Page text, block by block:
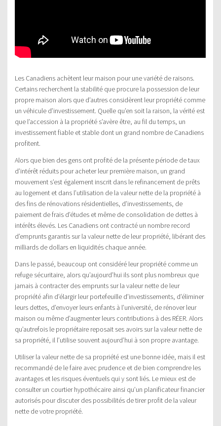
Les Canadiens achètent leur maison pour une variété de raisons.
Certains recherchent la stabilité que procure la possession de leur
propre maison alors que d’autres considèrent leur propriété comme
un véhicule d’investissement. Quelle qu’en soit la raison, la vérité est
que l’accession à la propriété s’avère être, au fil du temps, un
investissement fiable et stable dont un grand nombre de Canadiens
profitent.
Alors que bien des gens ont profité de la présente période de taux
d’intérêt réduits pour acheter leur première maison, un grand
mouvement s’est également inscrit dans le refinancement de prêts
au logement et dans l’utilisation de la valeur nette de la propriété à
des fins de rénovations résidentielles, d’investissements, de
paiement de frais d’études et même de consolidation de dettes à
intérêts élevés. Les Canadiens ont contracté un nombre record
d’emprunts garantis sur la valeur nette de leur propriété, libérant des
milliards de dollars en liquidités chaque année.
Dans le passé, beaucoup ont considéré leur propriété comme un
refuge sécuritaire, alors qu’aujourd’hui ils sont plus nombreux que
jamais à contracter des emprunts sur la valeur nette de leur
propriété afin d’élargir leur portefeuille d’investissements, d’éliminer
leurs dettes, d’envoyer leurs enfants à l’université, de rénover leur
maison ou même d’augmenter leurs contributions à des RÉER. Alors
qu’autrefois le propriétaire reposait ses avoirs sur la valeur nette de
sa propriété, il l’utilise souvent aujourd’hui à son propre avantage.
Utiliser la valeur nette de sa propriété est une bonne idée, mais il est
recommandé de le faire avec prudence et de bien comprendre les
avantages et les risques éventuels qui y sont liés. Le mieux est de
consulter un courtier hypothécaire ainsi qu’un planificateur financier
autorisés pour discuter des possibilités de tirer profit de la valeur
nette de votre propriété.